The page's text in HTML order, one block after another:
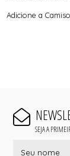
Adicione a
SEJA A